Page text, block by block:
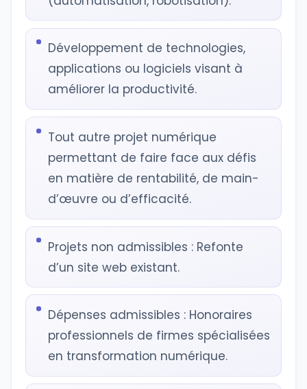
Développement de technologies,
applications ou logiciels visant à
améliorer la productivité.
Tout autre projet numérique
permettant de faire face aux défis
en matière de rentabilité, de main-
d’œuvre ou d’efficacité.
Projets non admissibles : Refonte
d’un site web existant.
Dépenses admissibles : Honoraires
professionnels de firmes spécialisées
en transformation numérique.